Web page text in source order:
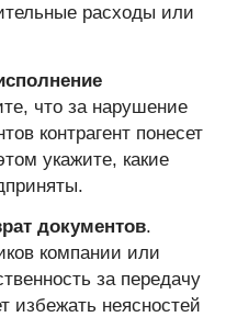
расходы или
что за нарушение
контрагент понесет
укажите, какие
документов.
компании или
за передачу
избежать неясностей